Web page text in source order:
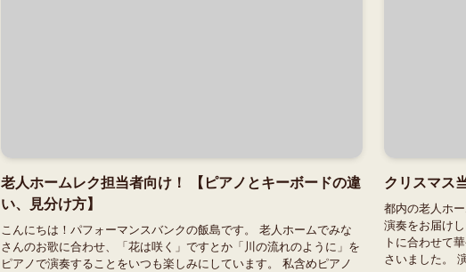
老人ホームレク担当者向け！ 【ピアノとキーボードの違
い、見分け方】
こんにちは！パフォーマンスバンクの飯島です。 老人ホームでみな
さんのお歌に合わせ、「花は咲く」ですとか「川の流れのように」を
ピアノで演奏することをいつも楽しみにしています。 私含めピアノ
クリスマス
都内の老人ホ
演奏をお届け
トに合わせて
さいました。